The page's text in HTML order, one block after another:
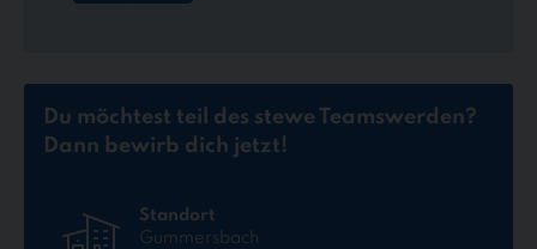
Du möchtest teil des stewe Teamswerden?
Dann bewirb dich jetzt!
Standort
Gummersbach